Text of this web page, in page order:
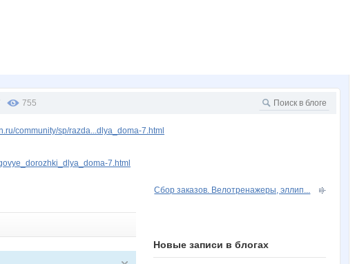
755
community/sp/razda...dlya_doma-7.html
7.html
Сбор заказов. Велотренажеры, эллип...
Новые записи в блогах